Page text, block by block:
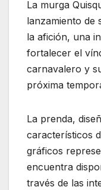
La murga
lanzamiento de
la afición, una
fortalecer el
carnavalero y
próxima
La prenda,
característicos
gráficos
encuentra
través de las